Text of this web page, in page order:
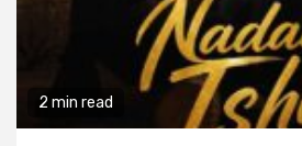
2 min read